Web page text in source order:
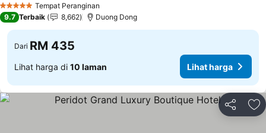
5 Bintang Tempat Peranginan
9.7 Terbaik 8,662 Duong Dong
Dari RM 435
Lihat harga di 10 laman Lihat harga
Kongsi